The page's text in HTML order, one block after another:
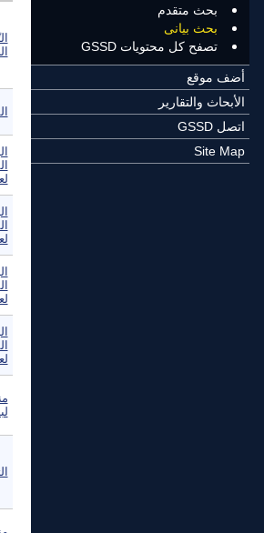
بحث متقدم
بحث بيانى
تصفح كل محتويات GSSD
أضف موقع
الأبحاث والتقارير
اتصل GSSD
Site Map